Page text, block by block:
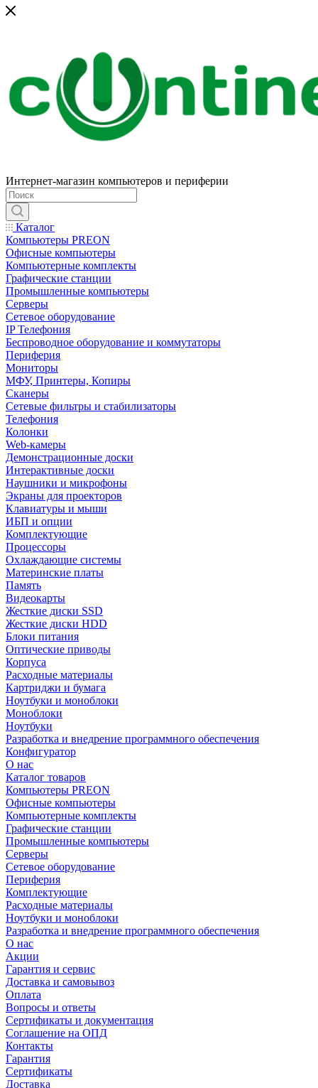
Интернет-магазин компьютеров и периферии
Каталог
Компьютеры PREON
Офисные компьютеры
Компьютерные комплекты
Графические станции
Промышленные компьютеры
Серверы
Сетевое оборудование
IP Телефония
Беспроводное оборудование и коммутаторы
Периферия
Мониторы
МФУ, Принтеры, Копиры
Сканеры
Сетевые фильтры и стабилизаторы
Телефония
Колонки
Web-камеры
Демонстрационные доски
Интерактивные доски
Наушники и микрофоны
Экраны для проекторов
Клавиатуры и мыши
ИБП и опции
Комплектующие
Процессоры
Охлаждающие системы
Материнские платы
Память
Видеокарты
Жесткие диски SSD
Жесткие диски HDD
Блоки питания
Оптические приводы
Корпуса
Расходные материалы
Картриджи и бумага
Ноутбуки и моноблоки
Моноблоки
Ноутбуки
Разработка и внедрение программного обеспечения
Конфигуратор
О нас
Каталог товаров
Компьютеры PREON
Офисные компьютеры
Компьютерные комплекты
Графические станции
Промышленные компьютеры
Серверы
Сетевое оборудование
Периферия
Комплектующие
Расходные материалы
Ноутбуки и моноблоки
Разработка и внедрение программного обеспечения
О нас
Акции
Гарантия и сервис
Доставка и самовывоз
Оплата
Вопросы и ответы
Сертификаты и документация
Соглашение на ОПД
Контакты
Гарантия
Сертификаты
Доставка